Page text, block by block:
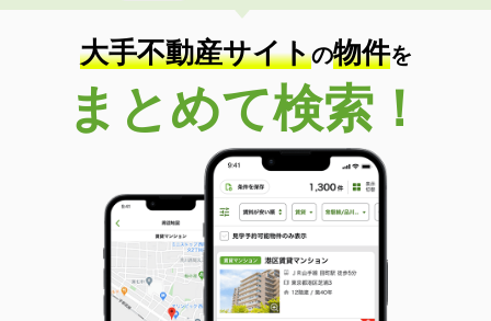
大手不動産サイトの物件を
まとめて検索！